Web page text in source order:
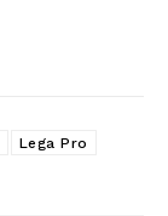
Lega Pro